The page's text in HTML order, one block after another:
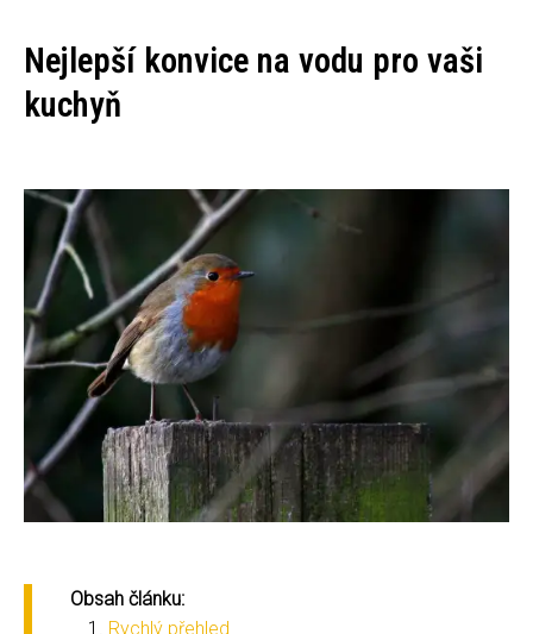
Nejlepší konvice na vodu pro vaši
kuchyň
Obsah článku:
Rychlý přehled